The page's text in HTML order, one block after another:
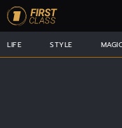
LIFE STYLE